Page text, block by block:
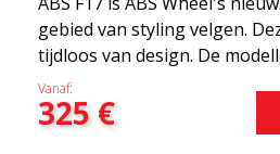
gebied van styling velgen.
tijdloos van design. De
verschillende maten,
20x8.5 &20x10 en 20x11. Hoe
dieper het resultaat dat je
Vanaf:
325€